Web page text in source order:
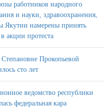
работников народного
и науки, здравоохранения,
Якутии намерены принять
в акции протеста
Степановне Прокопьевой
сто лет
ведомство республики
федеральная кара